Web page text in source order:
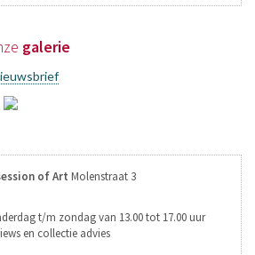
galerie
of Art Molenstraat 3
t/m zondagvan 13.00 tot 17.00 uur
en collectie advies